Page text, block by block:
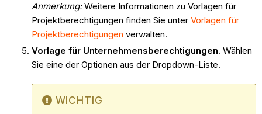
Anmerkung:Weitere Informationen zu Vorlagen für
Projektberechtigungen finden Sie unter Vorlagen für
Projektberechtigungen verwalten.
Vorlage für Unternehmensberechtigungen. Wählen
Sie eine der Optionen aus der Dropdown-Liste.
WICHTIG